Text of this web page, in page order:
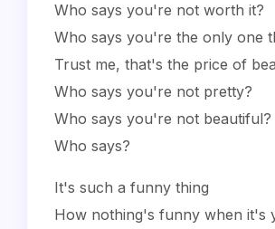
Who says you're not worth it?
Who says you're the only one
Trust me, that's the price of
Who says you're not pretty?
Who says you're not beautiful?
Who says?
It's such a funny thing
How nothing's funny when it's